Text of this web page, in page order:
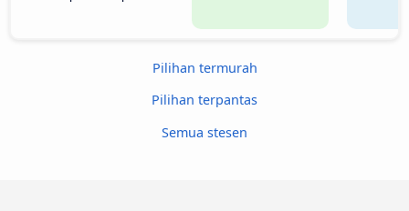
Pilihan termurah
Pilihan terpantas
Semua stesen